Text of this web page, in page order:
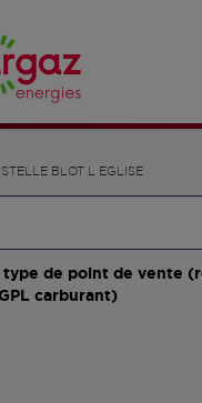
BLOT L EGLISE
de point de vente
carburant)